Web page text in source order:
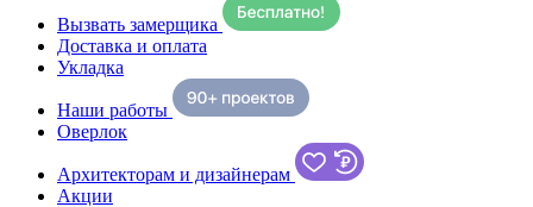
Вызвать замерщика
Доставка и оплата
Укладка
Наши работы
Оверлок
Архитекторам и дизайнерам
Акции